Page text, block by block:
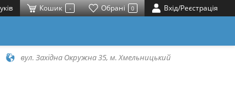
Кошик - Обрані 0 Вхід/Реєстрація
вул. Західна Окружна 35, м. Хмельницький